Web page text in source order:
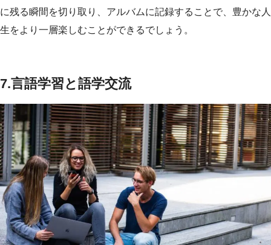
に残る瞬間を切り取り、アルバムに記録することで、豊かな人
生をより一層楽しむことができるでしょう。
7.言語学習と語学交流